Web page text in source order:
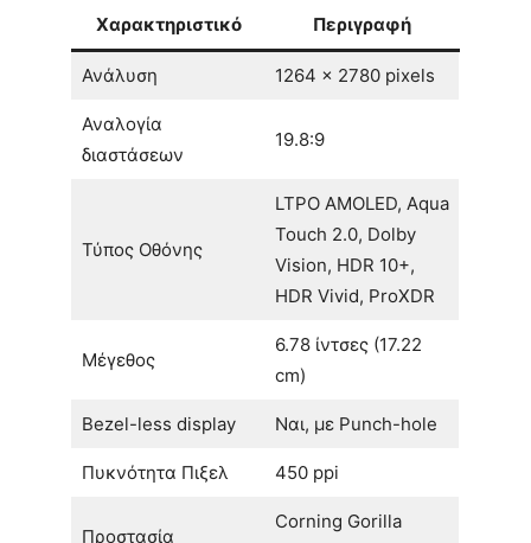
Χαρακτηριστικό Περιγραφή
Ανάλυση 1264 x 2780 pixels
Αναλογία
διαστάσεων
19.8:9
Τύπος Οθόνης
LTPO AMOLED, Aqua
Touch 2.0, Dolby
Vision, HDR 10+,
HDR Vivid, ProXDR
Μέγεθος
6.78 ίντσες (17.22
cm)
Bezel-less display Ναι, με Punch-hole
Πυκνότητα Πιξελ 450 ppi
Προστασία
Corning Gorilla